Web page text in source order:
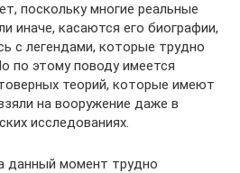
поскольку многие реальные
иначе, касаются его биографии,
с легендами, которые трудно
по этому поводу имеется
теорий, которые имеют
на вооружение даже в
исследованиях.
данный момент трудно